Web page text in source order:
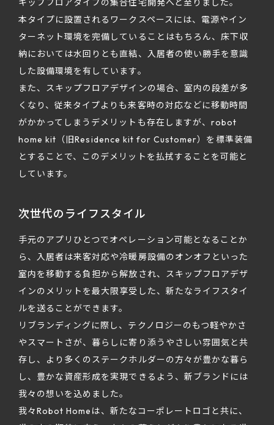
キップフロアタイプの集合住宅開発へと至りました。
本タイプに設置されるワークスペースには、電源やイン
ターネット環境を完備していることはもちろん、床下収
納においては水回りとも直結、入居者の使い勝手を意識
した設備環境を有しています。
また、スキップフロアデザインの場合、室内の段差が多
くなり、従来タイプよりも来客時の対応などに移動時間
がかかってしまうデメリットも存在しますが、robot
home kit（旧Residence kit for Customer）を標準装備
とすることで、このデメリットを払拭することを可能と
しています。
次世代のライフスタイル
手元のアプリひとつでオペレーション可能となることか
ら、入居者は来客対応や冷暖房設備のオンオフといった
室内を移動する負担から解放され、スキップフロアデザ
インのメリットを最大限享受した、新たなライフスタイ
ルを送ることができます。
リブランディングに際し、テクノロジーのもつ軽やかさ
やスマートさが、暮らしに寄り添うやさしい雰囲気と共
存し、より多くのステークホルダーの方々が豊かな暮ら
し、豊かな資産形成を実現できるよう、新ブランドには
我々の想いを込めました。
我々Robot Homeは、新たなコーポレートロゴと共に、